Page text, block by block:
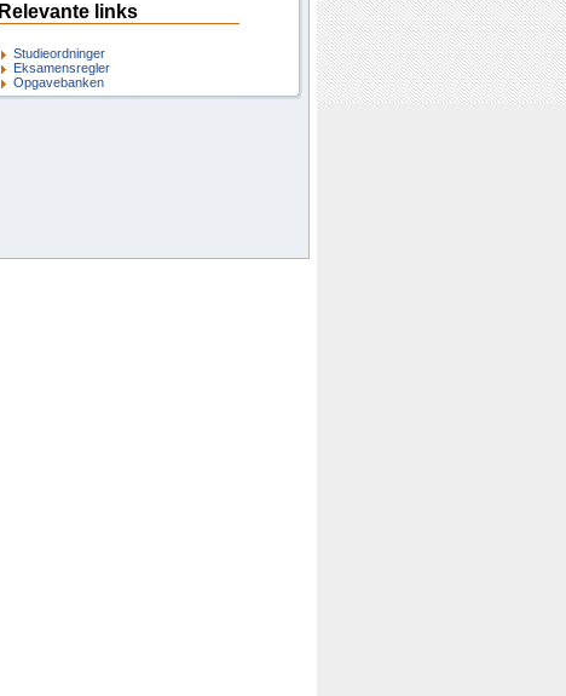
Relevante links
Studieordninger
Eksamensregler
Opgavebanken